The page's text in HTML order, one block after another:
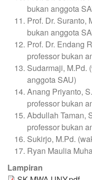
bukan anggota
Prof. Dr. Suranto,
bukan anggota
Prof. Dr. Endang
professor bukan
Sudarmaji, M.Pd.
anggota SAU)
Anang Priyanto,
professor bukan
Abdullah Taman,
professor bukan
Sukirjo, M.Pd.
Ryan Maulia
Lampiran